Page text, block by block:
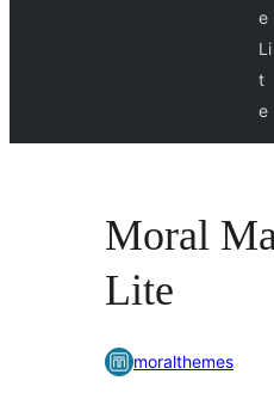
e
Li
t
e
Moral
Lite
moralthemes